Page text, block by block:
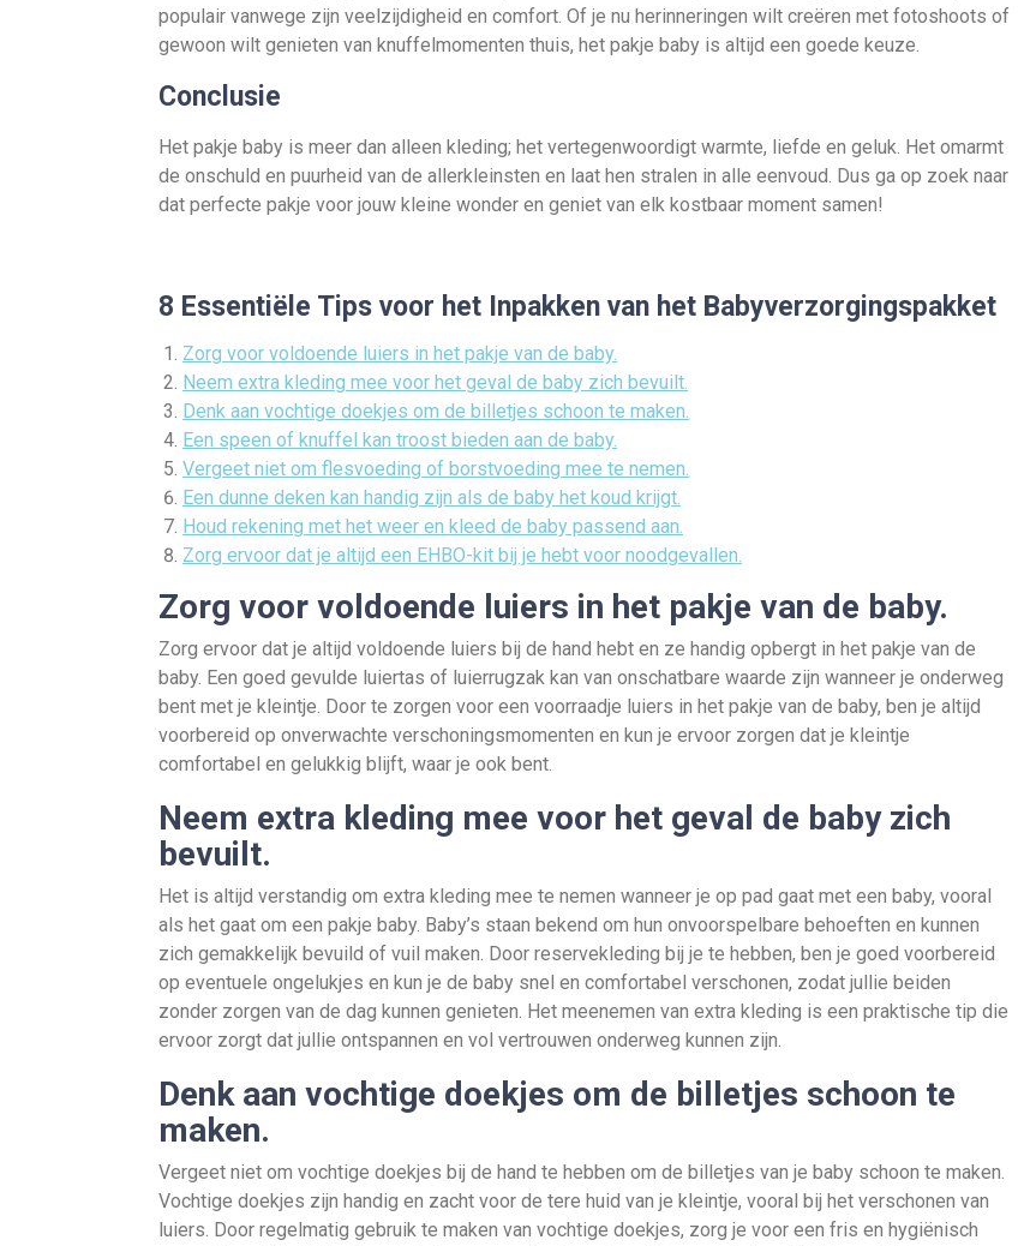
populair vanwege zijn veelzijdigheid en comfort. Of je nu herinneringen wilt creëren met fotoshoots of
gewoon wilt genieten van knuffelmomenten thuis, het pakje baby is altijd een goede keuze.
Conclusie
Het pakje baby is meer dan alleen kleding; het vertegenwoordigt warmte, liefde en geluk. Het omarmt
de onschuld en puurheid van de allerkleinsten en laat hen stralen in alle eenvoud. Dus ga op zoek naar
dat perfecte pakje voor jouw kleine wonder en geniet van elk kostbaar moment samen!
8 Essentiële Tips voor het Inpakken van het Babyverzorgingspakket
Zorg voor voldoende luiers in het pakje van de baby.
Neem extra kleding mee voor het geval de baby zich bevuilt.
Denk aan vochtige doekjes om de billetjes schoon te maken.
Een speen of knuffel kan troost bieden aan de baby.
Vergeet niet om flesvoeding of borstvoeding mee te nemen.
Een dunne deken kan handig zijn als de baby het koud krijgt.
Houd rekening met het weer en kleed de baby passend aan.
Zorg ervoor dat je altijd een EHBO-kit bij je hebt voor noodgevallen.
Zorg voor voldoende luiers in het pakje van de baby.
Zorg ervoor dat je altijd voldoende luiers bij de hand hebt en ze handig opbergt in het pakje van de
baby. Een goed gevulde luiertas of luierrugzak kan van onschatbare waarde zijn wanneer je onderweg
bent met je kleintje. Door te zorgen voor een voorraadje luiers in het pakje van de baby, ben je altijd
voorbereid op onverwachte verschoningsmomenten en kun je ervoor zorgen dat je kleintje
comfortabel en gelukkig blijft, waar je ook bent.
Neem extra kleding mee voor het geval de baby zich
bevuilt.
Het is altijd verstandig om extra kleding mee te nemen wanneer je op pad gaat met een baby, vooral
als het gaat om een pakje baby. Baby’s staan bekend om hun onvoorspelbare behoeften en kunnen
zich gemakkelijk bevuild of vuil maken. Door reservekleding bij je te hebben, ben je goed voorbereid
op eventuele ongelukjes en kun je de baby snel en comfortabel verschonen, zodat jullie beiden
zonder zorgen van de dag kunnen genieten. Het meenemen van extra kleding is een praktische tip die
ervoor zorgt dat jullie ontspannen en vol vertrouwen onderweg kunnen zijn.
Denk aan vochtige doekjes om de billetjes schoon te
maken.
Vergeet niet om vochtige doekjes bij de hand te hebben om de billetjes van je baby schoon te maken.
Vochtige doekjes zijn handig en zacht voor de tere huid van je kleintje, vooral bij het verschonen van
luiers. Door regelmatig gebruik te maken van vochtige doekjes, zorg je voor een fris en hygiënisch